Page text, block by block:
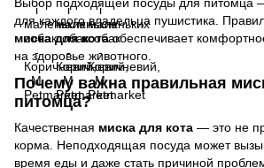
для каждого владельца пушистика.
миска для котаобеспечивает
на здоровье животного.
Почему важна правильная
питомца?
Качественная миска для кота — это не
корма. Неподходящая посуда может
время еды и даже стать причиной